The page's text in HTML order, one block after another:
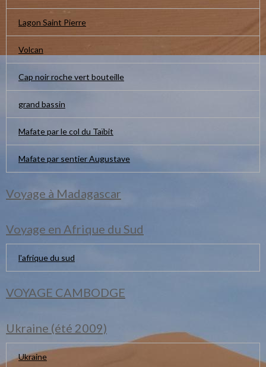
Lagon Saint Pierre
Volcan
Cap noir roche vert bouteille
grand bassin
Mafate par le col du Taïbit
Mafate par sentier Augustave
Voyage à Madagascar
Voyage en Afrique du Sud
l'afrique du sud
VOYAGE CAMBODGE
Ukraine (été 2009)
Ukraine